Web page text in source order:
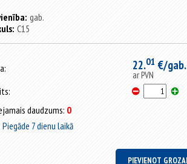
gab.
C15
22.01 €/gab.
ar PVN
daudzums: 0
Piegāde 7 dienu laikā